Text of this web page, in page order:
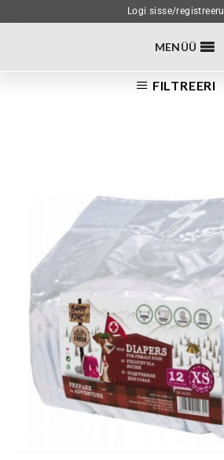
Logi sisse/registreeru
MENÜÜ
FILTREERI